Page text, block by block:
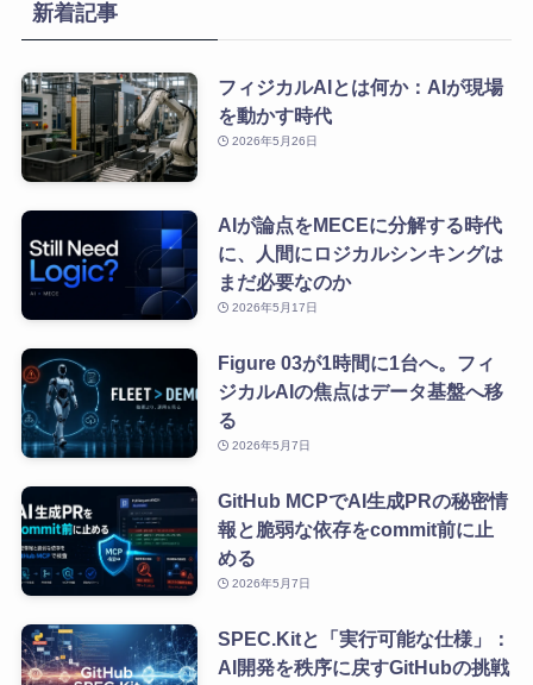
(10)
新着記事
フィジカルAIとは何か：AIが現場
を動かす時代
2026年5月26日
AIが論点をMECEに分解する時代
に、人間にロジカルシンキングは
まだ必要なのか
2026年5月17日
Figure 03が1時間に1台へ。フィ
ジカルAIの焦点はデータ基盤へ移
る
2026年5月7日
GitHub MCPでAI生成PRの秘密情
報と脆弱な依存をcommit前に止
める
2026年5月7日
SPEC.Kitと「実行可能な仕様」：
AI開発を秩序に戻すGitHubの挑戦